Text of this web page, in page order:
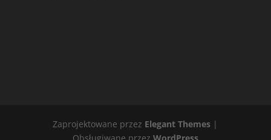
Zaprojektowane przez Elegant Themes |